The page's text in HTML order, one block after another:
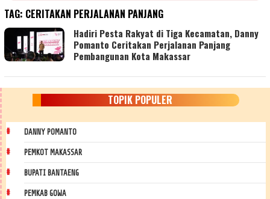
TAG: CERITAKAN PERJALANAN PANJANG
Hadiri Pesta Rakyat di Tiga Kecamatan, Danny
Pomanto Ceritakan Perjalanan Panjang
Pembangunan Kota Makassar
TOPIK POPULER
DANNY POMANTO
PEMKOT MAKASSAR
BUPATI BANTAENG
PEMKAB GOWA